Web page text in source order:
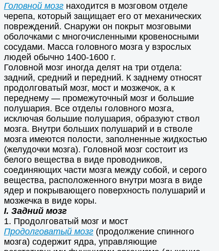
Головной мозг находится в мозговом отделе
черепа, который защищает его от механических
повреждений. Снаружи он покрыт мозговыми
оболочками с многочисленными кровеносными
сосудами. Масса головного мозга у взрослых
людей обычно 1400-1600 г.
Головной мозг иногда делят на три отдела:
задний, средний и передний. К заднему относят
продолговатый мозг, мост и мозжечок, а к
переднему — промежуточный мозг и большие
полушария. Все отделы головного мозга,
исключая большие полушария, образуют ствол
мозга. Внутри больших полушарий и в стволе
мозга имеются полости, заполненные жидкостью
(желудочки мозга). Головной мозг состоит из
белого вещества в виде проводников,
соединяющих части мозга между собой, и серого
вещества, расположенного внутри мозга в виде
ядер и покрывающего поверхность полушарий и
мозжечка в виде коры.
I. Задний мозг
1. Продолговатый мозг и мост
Продолговатый мозг (продолжение спинного
мозга) содержит ядра, управляющие